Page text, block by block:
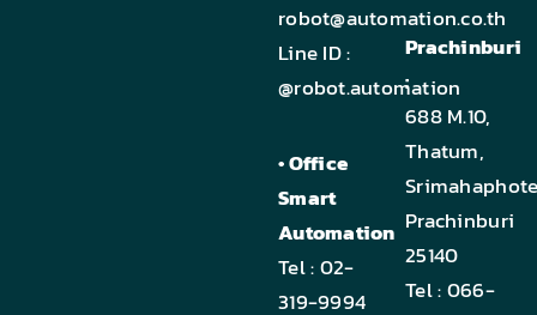
robot@automation.co.th
Line ID :
@robot.automation
• Office
Smart
Automation
Tel :02-
319-9994
Prachinburi
:
688 M.10,
Thatum,
Prachinburi
25140
Tel :066-